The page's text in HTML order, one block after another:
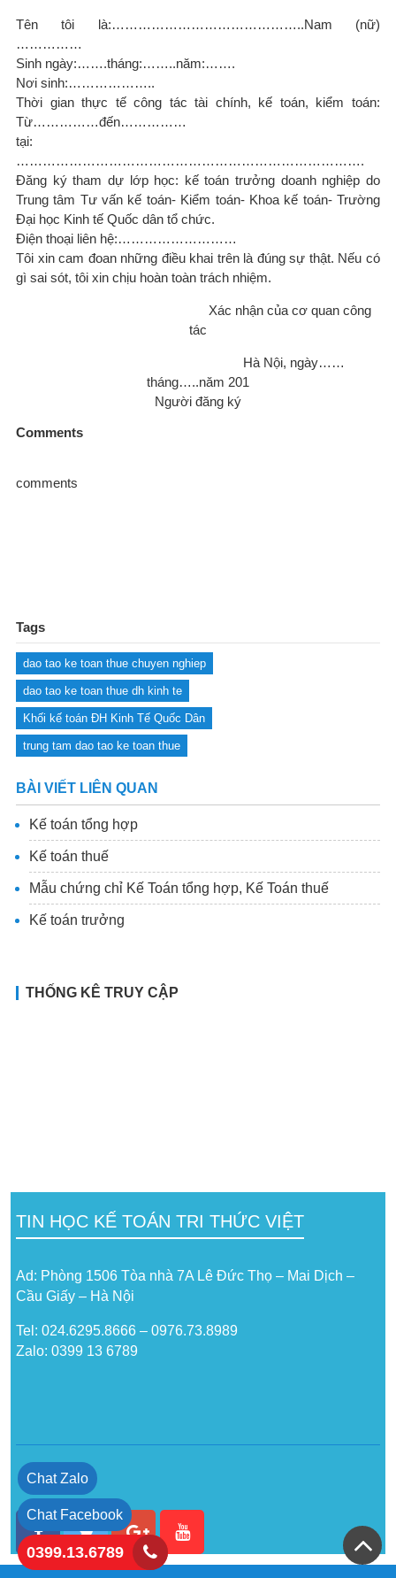
Tên tôi là:……………………………………..Nam (nữ)
……………
Sinh ngày:…….tháng:……..năm:…….
Nơi sinh:………………..
Thời gian thực tế công tác tài chính, kế toán, kiểm toán:
Từ……………đến……………
tại:
…………………………………………………………………….
Đăng ký tham dự lớp học: kế toán trưởng doanh nghiệp do
Trung tâm Tư vấn kế toán- Kiểm toán- Khoa kế toán- Trường
Đại học Kinh tế Quốc dân tổ chức.
Điện thoại liên hệ:………………………
Tôi xin cam đoan những điều khai trên là đúng sự thật. Nếu có
gì sai sót, tôi xin chịu hoàn toàn trách nhiệm.
Xác nhận của cơ quan công
tác
Hà Nội, ngày……
tháng…..năm 201
Người đăng ký
Comments
comments
Tags
dao tao ke toan thue chuyen nghiep
dao tao ke toan thue dh kinh te
Khối kế toán ĐH Kinh Tế Quốc Dân
trung tam dao tao ke toan thue
BÀI VIẾT LIÊN QUAN
Kế toán tổng hợp
Kế toán thuế
Mẫu chứng chỉ Kế Toán tổng hợp, Kế Toán thuế
Kế toán trưởng
THỐNG KÊ TRUY CẬP
TIN HỌC KẾ TOÁN TRI THỨC VIỆT
Ad: Phòng 1506 Tòa nhà 7A Lê Đức Thọ – Mai Dịch –
Cầu Giấy – Hà Nội
Tel: 024.6295.8666 – 0976.73.8989
Zalo: 0399 13 6789
Chat Zalo
Chat Facebook
0399.13.6789